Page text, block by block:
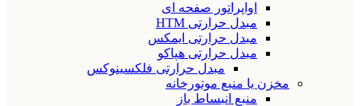
اواپراتور صفحه ای
مبدل حرارتی HTM
مبدل حرارتی ایمکس
مبدل حرارتی هپاکو
مبدل حرارتی فلکسینوکس
مخزن یا منبع موتورخانه
منبع انبساط باز